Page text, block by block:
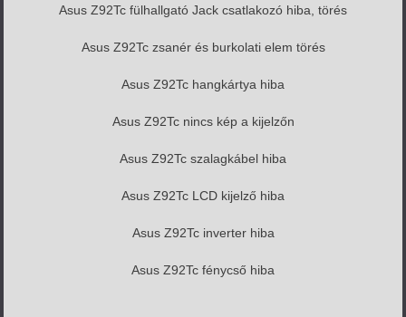
Asus Z92Tc fülhallgató Jack csatlakozó hiba, törés
Asus Z92Tc zsanér és burkolati elem törés
Asus Z92Tc hangkártya hiba
Asus Z92Tc nincs kép a kijelzőn
Asus Z92Tc szalagkábel hiba
Asus Z92Tc LCD kijelző hiba
Asus Z92Tc inverter hiba
Asus Z92Tc fénycső hiba